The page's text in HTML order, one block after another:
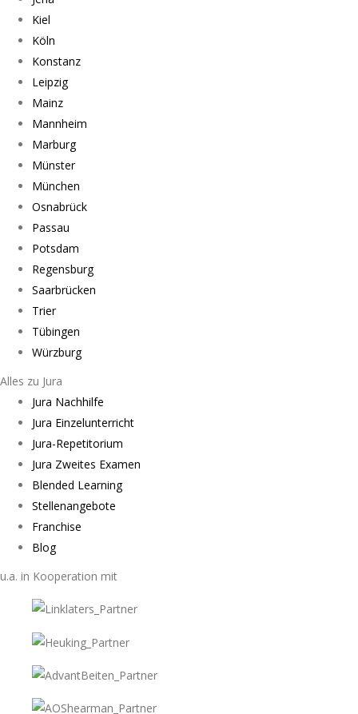
Kiel
Köln
Konstanz
Leipzig
Mainz
Mannheim
Marburg
Münster
München
Osnabrück
Passau
Potsdam
Regensburg
Saarbrücken
Trier
Tübingen
Würzburg
Alles zu Jura
Jura Nachhilfe
Jura Einzelunterricht
Jura-Repetitorium
Jura Zweites Examen
Blended Learning
Stellenangebote
Franchise
Blog
u.a. in Kooperation mit